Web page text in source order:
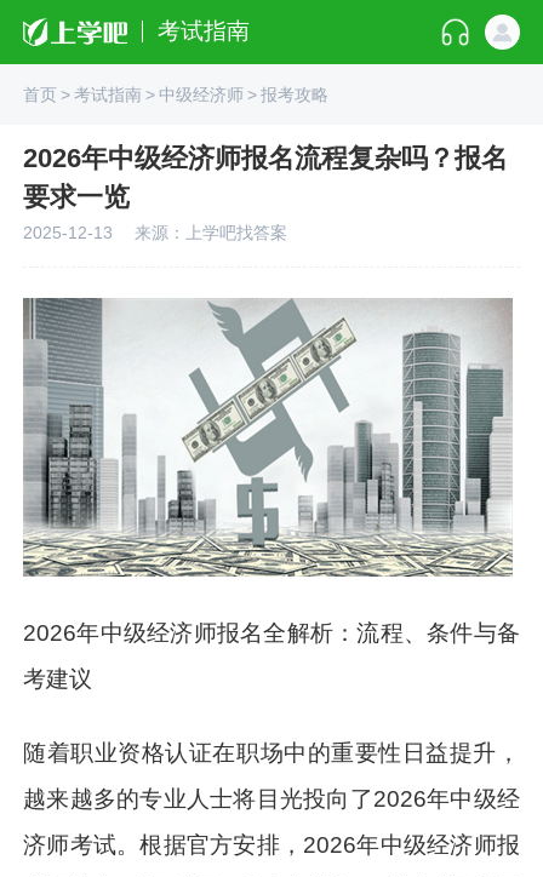
考试指南
首页>考试指南> 中级经济师>报考攻略
2026年中级经济师报名流程复杂吗？报名
要求一览
2025-12-13 来源：上学吧找答案
2026年中级经济师报名全解析：流程、条件与备
考建议
随着职业资格认证在职场中的重要性日益提升，
越来越多的专业人士将目光投向了2026年中级经
济师考试。根据官方安排，2026年中级经济师报